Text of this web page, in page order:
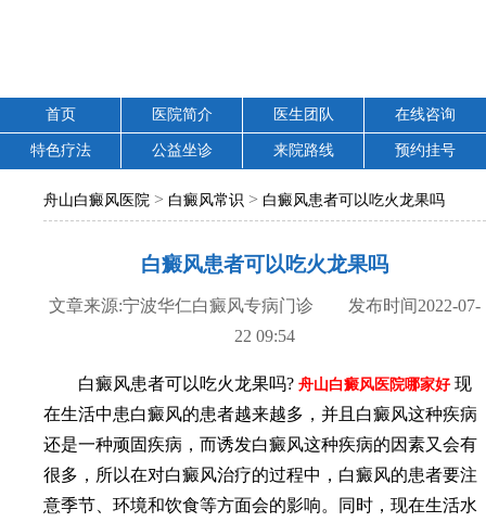
首页 医院简介 医生团队 在线咨询
特色疗法 公益坐诊 来院路线 预约挂号
舟山白癜风医院 > 白癜风常识 > 白癜风患者可以吃火龙果吗
白癜风患者可以吃火龙果吗
文章来源:宁波华仁白癜风专病门诊 发布时间2022-07-
22 09:54
白癜风患者可以吃火龙果吗? 舟山白癜风医院哪家好现
在生活中患白癜风的患者越来越多，并且白癜风这种疾病
还是一种顽固疾病，而诱发白癜风这种疾病的因素又会有
很多，所以在对白癜风治疗的过程中，白癜风的患者要注
意季节、环境和饮食等方面会的影响。同时，现在生活水